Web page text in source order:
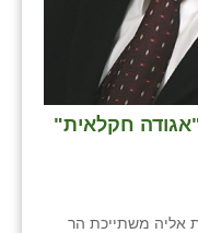
חקלאית"
אליה משתייכת הר